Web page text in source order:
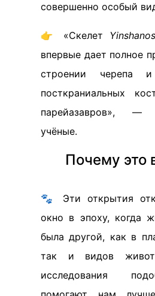
совершенно особый
👉 «Скелет
впервые дает полное
строении черепа и
посткраниальных
парейазавров», —
учёные.
Почему это
🐾 Эти открытия
окно в эпоху, когда
была другой, как в
так и видов
исследования